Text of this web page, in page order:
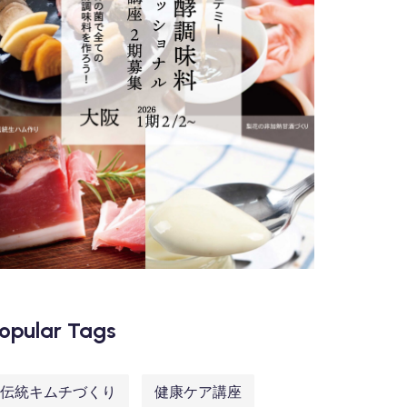
Tags
伝統キムチづくり 健康ケア講座